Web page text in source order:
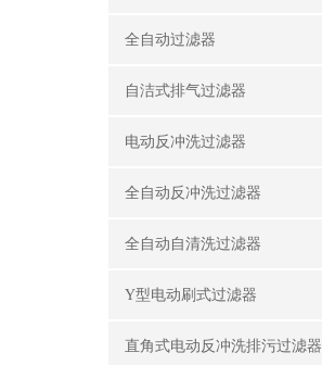
全自动过滤器
自洁式排气过滤器
电动反冲洗过滤器
全自动反冲洗过滤器
全自动自清洗过滤器
Y型电动刷式过滤器
直角式电动反冲洗排污过滤器